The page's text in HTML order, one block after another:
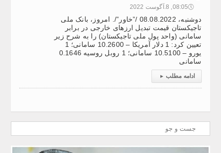
🕔08:05, 8.آگوست 2022
دوشنبه، 08.08.2022 /”خاور”/. امروز، بانک ملی
تاجیکستان قیمت تبدیل ارزهای خارجی در برابر
سامانی (واحد پول ملی تاجیکستان) را به شرح زیر
تعیین کرد: 1 دلار آمریکا – 10.2600 سامانی؛ 1
یورو – 10.5100 سامانی؛ 1 روبل روسیه 0.1646
سامانی
ادامه مطلب ▸